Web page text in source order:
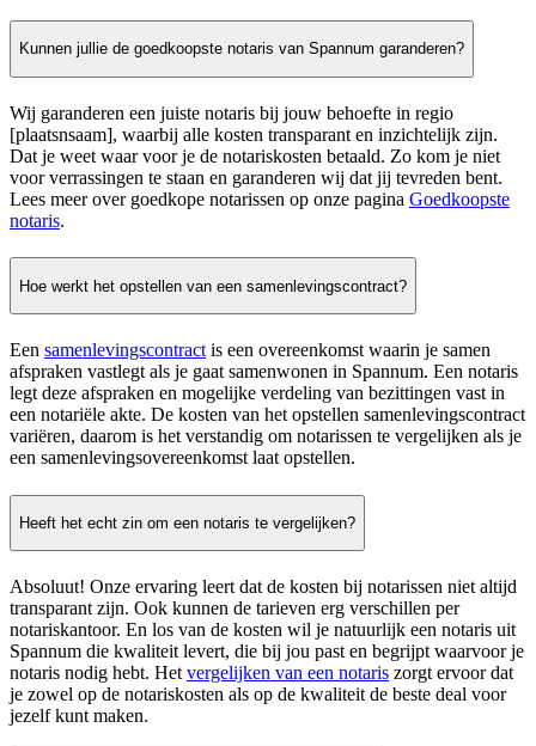
Kunnen jullie de goedkoopste notaris van Spannum garanderen?
Wij garanderen een juiste notaris bij jouw behoefte in regio
[plaatsnsaam], waarbij alle kosten transparant en inzichtelijk zijn.
Dat je weet waar voor je de notariskosten betaald. Zo kom je niet
voor verrassingen te staan en garanderen wij dat jij tevreden bent.
Lees meer over goedkope notarissen op onze pagina Goedkoopste
notaris.
Hoe werkt het opstellen van een samenlevingscontract?
Een samenlevingscontract is een overeenkomst waarin je samen
afspraken vastlegt als je gaat samenwonen in Spannum. Een notaris
legt deze afspraken en mogelijke verdeling van bezittingen vast in
een notariële akte. De kosten van het opstellen samenlevingscontract
variëren, daarom is het verstandig om notarissen te vergelijken als je
een samenlevingsovereenkomst laat opstellen.
Heeft het echt zin om een notaris te vergelijken?
Absoluut! Onze ervaring leert dat de kosten bij notarissen niet altijd
transparant zijn. Ook kunnen de tarieven erg verschillen per
notariskantoor. En los van de kosten wil je natuurlijk een notaris uit
Spannum die kwaliteit levert, die bij jou past en begrijpt waarvoor je
notaris nodig hebt. Hetvergelijken van een notaris zorgt ervoor dat
je zowel op de notariskosten als op de kwaliteit de beste deal voor
jezelf kunt maken.